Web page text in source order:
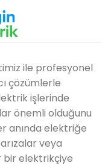
ile profesyonel
çözümlerle
işlerinde
önemli olduğunu
anında elektriğe
veya
bir elektrikçiye